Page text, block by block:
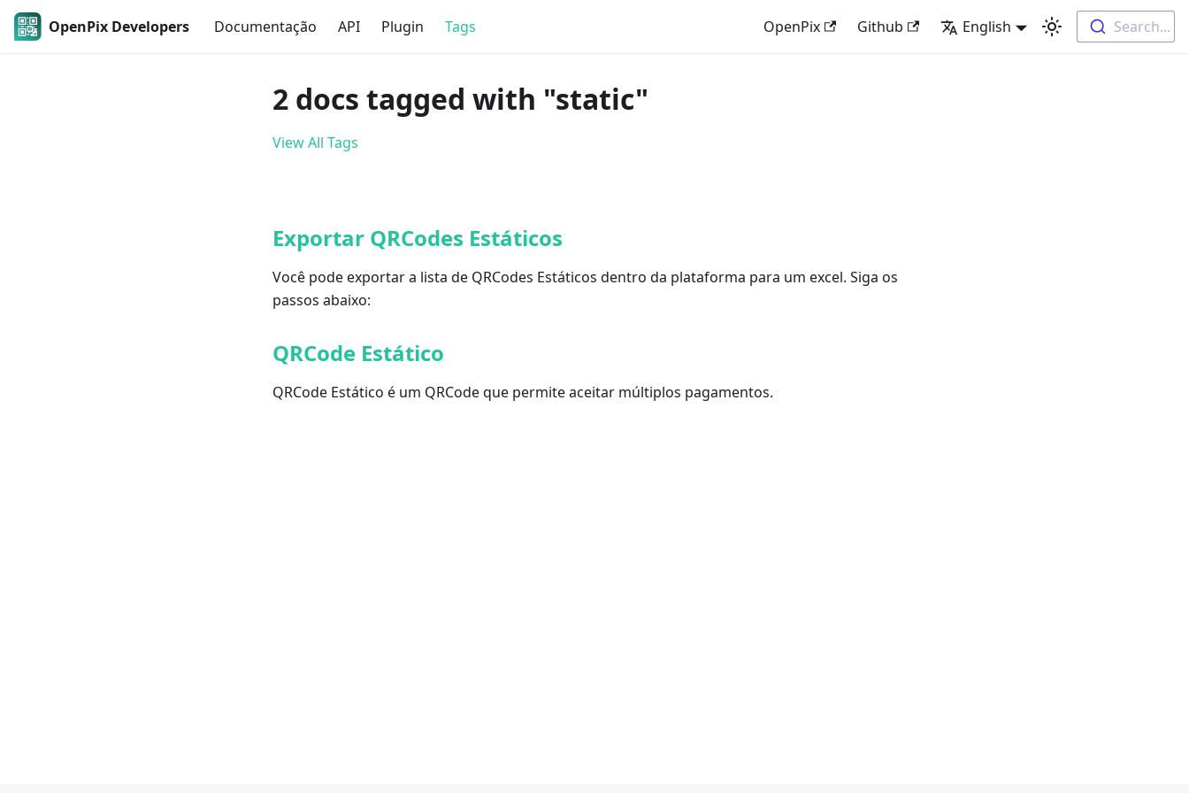
OpenPix Developers Documentação API Plugin Tags OpenPix Github English Search...
2 docs tagged with "static"
View All Tags
Exportar QRCodes Estáticos
Você pode exportar a lista de QRCodes Estáticos dentro da plataforma para um excel. Siga os
passos abaixo:
QRCode Estático
QRCode Estático é um QRCode que permite aceitar múltiplos pagamentos.